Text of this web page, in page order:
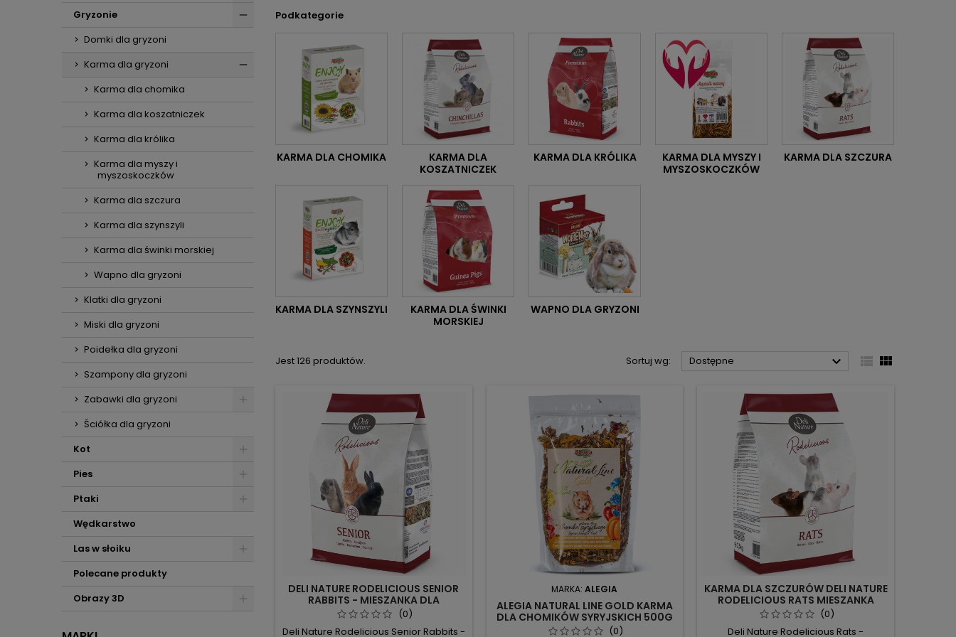
Gryzonie
Domki dla gryzoni
Karma dla gryzoni
Karma dla chomika
Karma dla koszatniczek
Karma dla królika
Karma dla myszy i
myszoskoczków
Karma dla szczura
Karma dla szynszyli
Karma dla świnki morskiej
Wapno dla gryzoni
Klatki dla gryzoni
Miski dla gryzoni
Poidełka dla gryzoni
Szampony dla gryzoni
Zabawki dla gryzoni
Ściółka dla gryzoni
Kot
Pies
Ptaki
Wędkarstwo
Las w słoiku
Polecane produkty
Obrazy 3D
Podkategorie
KARMA DLA CHOMIKA
KARMA DLA
KOSZATNICZEK
KARMA DLA KRÓLIKA
KARMA DLA MYSZY I
MYSZOSKOCZKÓW
KARMA DLA SZCZURA
KARMA DLA SZYNSZYLI
KARMA DLA ŚWINKI
MORSKIEJ
WAPNO DLA GRYZONI
Jest 126 produktów. Sortuj wg: Dostępne   
DELI NATURE RODELICIOUS SENIOR
RABBITS - MIESZANKA DLA
STARSZYCH KRÓLIKÓW 2,5KG |
WSPARCIE TRAWIENIA I APETYTU
(0)
Deli Nature Rodelicious Senior Rabbits -
MARKA:ALEGIA
ALEGIA NATURAL LINE GOLD KARMA
DLA CHOMIKÓW SYRYJSKICH 500G
- ZBILANSOWANA DIETA, ZDROWA
(0)
KARMA DLA SZCZURÓW DELI NATURE
RODELICIOUS RATS MIESZANKA
OWOCOWO-WARZYWNA 2,5 KG
(0)
Deli Nature Rodelicious Rats -